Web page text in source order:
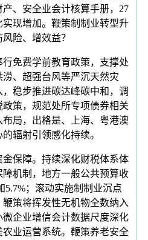
、安全业会计核算手册，27
现增加。鞭策制制业转型升
险、增效益？
免费学前教育政策，支撑处
、超强台风等严沉天然灾
稳步推进碳达峰碳中和，调
策，规范处所专项债券相关
局，出格是、上海、粤港澳
辐射引领感化持续。
保障。持续深化财税体系体
机制，地方一般公共预算收
5.7%；滚动实施制制业沉点
策将挥发性无机物全数纳入
企业增信会计数据尺度深化
业运营系统。鞭策养老安全